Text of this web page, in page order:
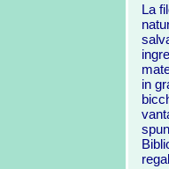
La
in